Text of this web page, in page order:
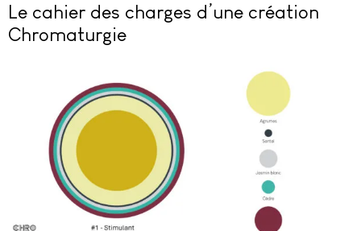
Le cahier des charges d’une création
Chromaturgie